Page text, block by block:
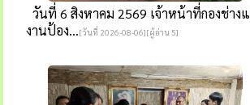
วันที่ 6 สิงหาคม 2569 เจ้าหน้าที่กองช่าง
งานป้อง...[วันที่ 2026-08-06][ผู้อ่าน 5]